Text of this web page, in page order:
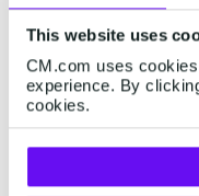
This website uses
CM.com uses
experience. By
cookies.
た。
CM.COM